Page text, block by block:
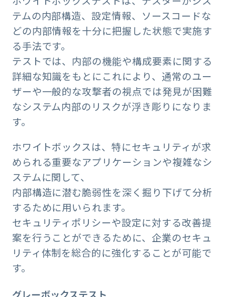
テムの内部構造、設定情報、ソースコードな
どの内部情報を十分に把握した状態で実施す
る手法です。
テストでは、内部の機能や構成要素に関する
詳細な知識をもとにこれにより、通常のユー
ザーや一般的な攻撃者の視点では発見が困難
なシステム内部のリスクが浮き彫りになりま
す。
ホワイトボックスは、特にセキュリティが求
められる重要なアプリケーションや複雑なシ
ステムに関して、
内部構造に潜む脆弱性を深く掘り下げて分析
するために用いられます。
セキュリティポリシーや設定に対する改善提
案を行うことができるために、企業のセキュ
リティ体制を総合的に強化することが可能で
す。